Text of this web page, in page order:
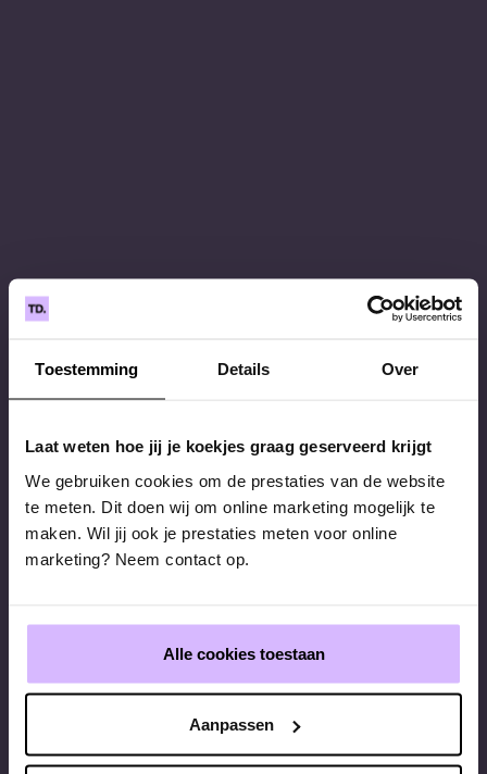
Toestemming Details Over
Laat weten hoe jij je koekjes graag geserveerd krijgt
We gebruiken cookies om de prestaties van de website
te meten. Dit doen wij om online marketing mogelijk te
maken. Wil jij ook je prestaties meten voor online
marketing? Neem contact op.
Alle cookies toestaan
Aanpassen